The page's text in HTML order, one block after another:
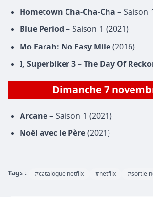
Hometown Cha-Cha-Cha – Saison
Blue Period – Saison 1 (2021)
Mo Farah: No Easy Mile (2016)
I, Superbiker 3 – The Day Of
Dimanche 7
Arcane – Saison 1 (2021)
Noël avec le Père (2021)
Tags : #catalogue netflix #netflix #sortie